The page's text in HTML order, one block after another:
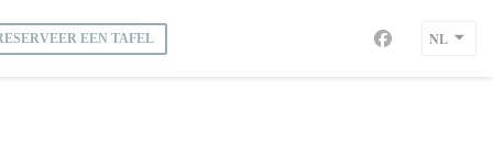
EEN TAFEL
Facebook
NL